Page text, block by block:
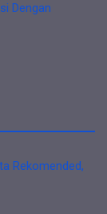
Dengan
Rekomended,